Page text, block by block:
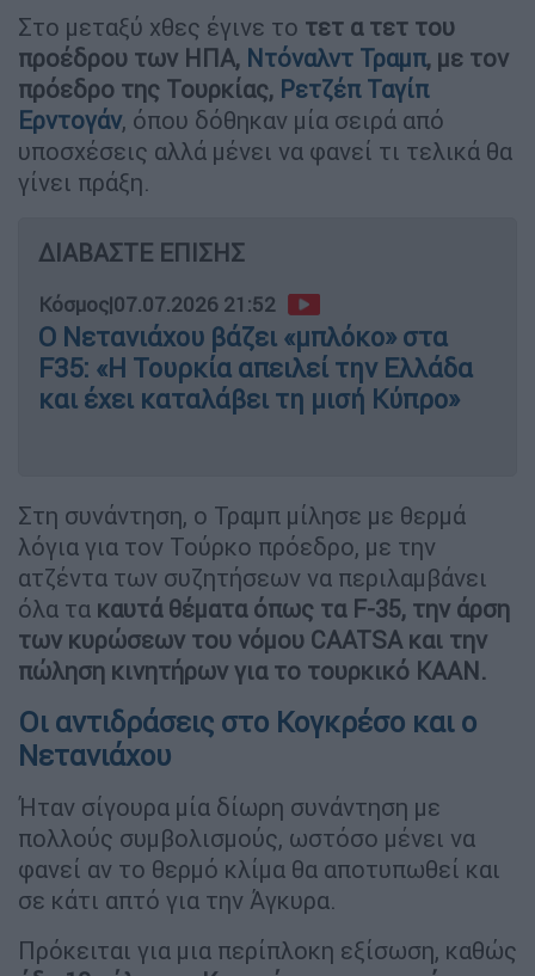
Στο μεταξύ χθες έγινε το τετ α τετ του
προέδρου των ΗΠΑ, Ντόναλντ Τραμπ, με τον
πρόεδρο της Τουρκίας, Ρετζέπ Ταγίπ
Ερντογάν, όπου δόθηκαν μία σειρά από
υποσχέσεις αλλά μένει να φανεί τι τελικά θα
γίνει πράξη.
ΔΙΑΒΑΣΤΕ ΕΠΙΣΗΣ
Κόσμος|07.07.2026 21:52
Ο Νετανιάχου βάζει «μπλόκο» στα
F35: «Η Τουρκία απειλεί την Ελλάδα
και έχει καταλάβει τη μισή Κύπρο»
Στη συνάντηση, ο Τραμπ μίλησε με θερμά
λόγια για τον Τούρκο πρόεδρο, με την
ατζέντα των συζητήσεων να περιλαμβάνει
όλα τα καυτά θέματα όπως τα F-35, την άρση
των κυρώσεων του νόμου CAATSA και την
πώληση κινητήρων για το τουρκικό ΚΑΑΝ.
Οι αντιδράσεις στο Κογκρέσο και ο
Νετανιάχου
Ήταν σίγουρα μία δίωρη συνάντηση με
πολλούς συμβολισμούς, ωστόσο μένει να
φανεί αν το θερμό κλίμα θα αποτυπωθεί και
σε κάτι απτό για την Άγκυρα.
Πρόκειται για μια περίπλοκη εξίσωση, καθώς